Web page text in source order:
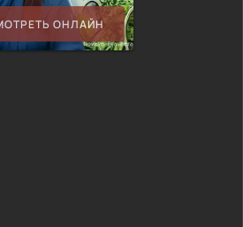
ОНЛАЙН